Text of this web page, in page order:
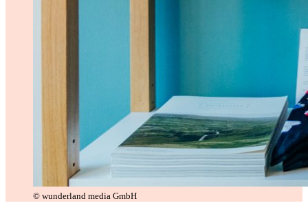
© wunderland media GmbH